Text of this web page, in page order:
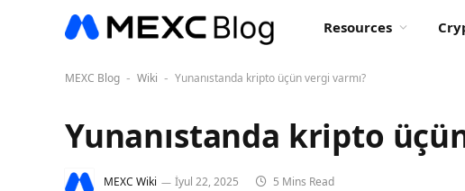
Resources
MEXC Blog - Wiki - Yunanıstanda kripto üçün vergi varmı?
Yunanıstanda kripto
MEXC Wiki İyul 22, 2025 5 Mins Read